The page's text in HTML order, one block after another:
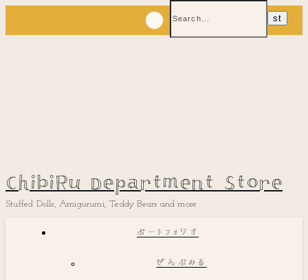
ChibiRu Department Store
Stuffed Dolls, Amigurumi, Teddy Bears and more
ポートフォリオ
ぜんぶみる